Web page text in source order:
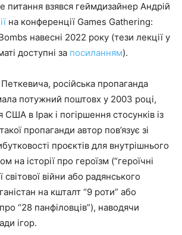
питання взявся геймдизайнер Андрій
на конференції Games Gathering:
навесні 2022 року (тези лекції у
доступні за посиланням).
російська пропаганда
потужний поштовх у 2003 році,
США в Ірак і погіршення стосунків із
пропаганди автор пов’язує зі
проєктів для внутрішнього
на історії про героїзм (“героїчні
війни або радянського
на кшталт “9 роти” або
“28 панфіловців”), наводячи
ігор.